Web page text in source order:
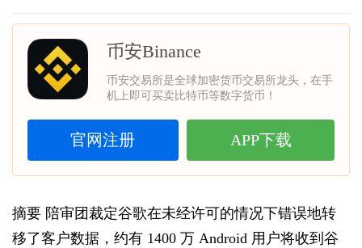
币安Binance
币安交易所是全球加密货币交易所龙头，在手
机上即可买卖比特币等数字货币！
官网注册 APP下载
摘要 陪审团裁定谷歌在未经许可的情况下错误地转
移了客户数据，约有 1400 万 Android 用户将收到谷